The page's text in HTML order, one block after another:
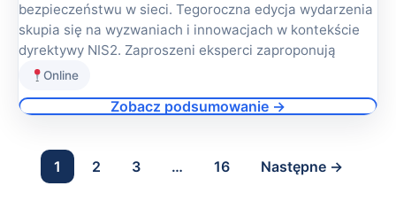
bezpieczeństwu w sieci. Tegoroczna edycja wydarzenia
skupia się na wyzwaniach i innowacjach w kontekście
dyrektywy NIS2. Zaproszeni eksperci zaproponują
Online
Zobacz podsumowanie →
1 2 3 … 16 Następne →